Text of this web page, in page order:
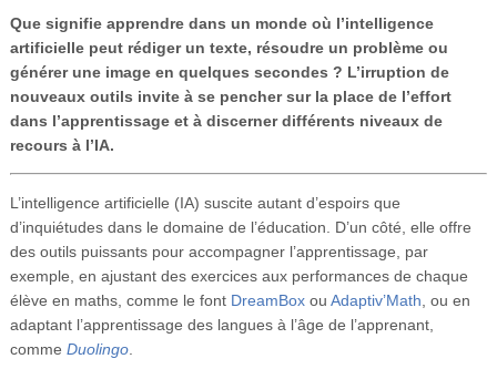
S’inscrire
Se connecter
Que signifie apprendre dans un monde où l’intelligence
artificielle peut rédiger un texte, résoudre un problème ou
générer une image en quelques secondes ? L’irruption de
nouveaux outils invite à se pencher sur la place de l’effort
dans l’apprentissage et à discerner différents niveaux de
recours à l’IA.
L’intelligence artificielle (IA) suscite autant d’espoirs que
d’inquiétudes dans le domaine de l’éducation. D’un côté, elle offre
des outils puissants pour accompagner l’apprentissage, par
exemple, en ajustant des exercices aux performances de chaque
élève en maths, comme le font DreamBoxou Adaptiv’Math , ou en
adaptant l’apprentissage des langues à l’âge de l’apprenant,
comme Duolingo.